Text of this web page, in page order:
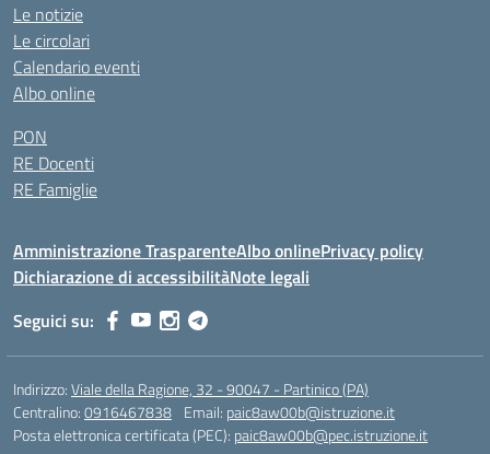
Le notizie
Le circolari
Calendario eventi
Albo online
PON
RE Docenti
RE Famiglie
Amministrazione TrasparenteAlbo onlinePrivacy policy
Dichiarazione di accessibilitàNote legali
Seguici su:
Indirizzo:Viale della Ragione, 32 - 90047 - Partinico (PA)
Centralino:0916467838 Email: paic8aw00b@istruzione.it
Posta elettronica certificata (PEC): paic8aw00b@pec.istruzione.it